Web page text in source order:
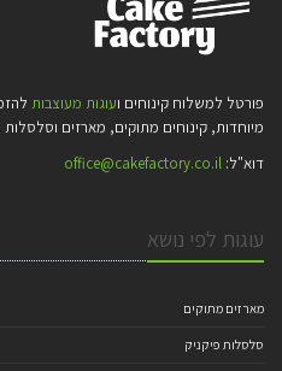
פורטל למשלוח קינוחים ועוגות מעוצבות
מיוחדות, קינוחים מתוקים, מארזים
דוא"ל: office@cakefactory.co.il
עוגות לפי נושא
מארזים מתוקים
סלסלות פיקניק